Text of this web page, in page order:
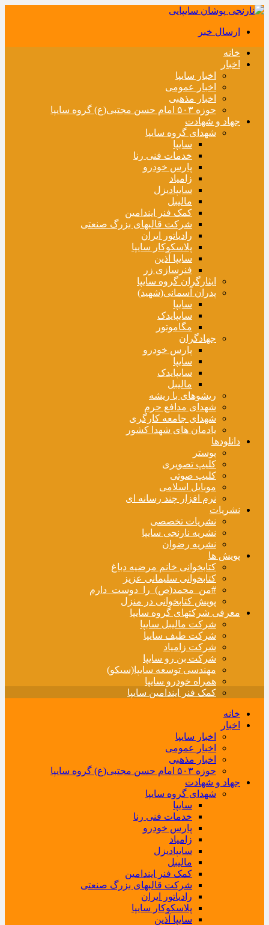
ارسال خبر
خانه
اخبار
اخبار سایپا
اخبار عمومی
اخبار مذهبی
حوزه ۵۰۳ امام حسن مجتبی(ع) گروه سایپا
جهاد و شهادت
شهدای گروه سایپا
سایپا
خدمات فنی رنا
پارس خودرو
زامیاد
سایپادیزل
مالیبل
کمک فنر ایندامین
شرکت قالبهای بزرگ صنعتی
رادیاتور ایران
پلاسکوکار سایپا
سایپا آذین
فنرسازی زر
ایثارگران گروه سایپا
پدران آسمانی(شهید)
سایپا
سایپایدک
مگاموتور
جهادگران
پارس خودرو
سایپا
سایپایدک
مالیبل
ریشوهای با ریشه
شهدای مدافع حرم
شهدای جامعه کارگری
یادمان های شهدا کشور
دانلودها
پوستر
کلیپ تصویری
کلیپ صوتی
موبایل اسلامی
نرم افزار چند رسانه ای
نشریات
نشریات تخصصی
نشریه نارنجی سایپا
نشریه رضوان
پویش ها
کتابخوانی خانم مرضیه دباغ
کتابخوانی سلیمانی عزیز
#من_محمد(ص)_را_دوست_دارم
پویش کتابخوانی در منزل
معرفی شرکتهای گروه سایپا
شرکت مالیبل سایپا
شرکت طیف سایپا
شرکت زامیاد
شرکت بن رو سایپا
مهندسی توسعه سایپا(سیکو)
همراه خودرو سایپا
کمک فنر ایندامین سایپا
خانه
اخبار
اخبار سایپا
اخبار عمومی
اخبار مذهبی
حوزه ۵۰۳ امام حسن مجتبی(ع) گروه سایپا
جهاد و شهادت
شهدای گروه سایپا
سایپا
خدمات فنی رنا
پارس خودرو
زامیاد
سایپادیزل
مالیبل
کمک فنر ایندامین
شرکت قالبهای بزرگ صنعتی
رادیاتور ایران
پلاسکوکار سایپا
سایپا آذین